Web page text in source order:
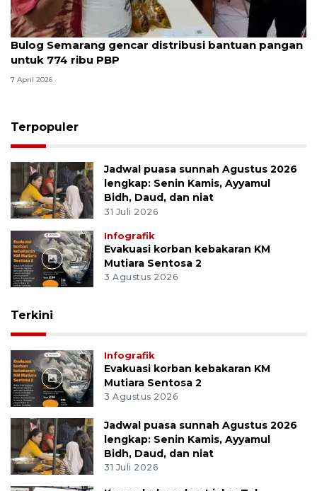
Bulog Semarang gencar distribusi bantuan pangan
untuk 774 ribu PBP
7 April 2026
Terpopuler
Jadwal puasa sunnah Agustus 2026
lengkap: Senin Kamis, Ayyamul
Bidh, Daud, dan niat
31 Juli 2026
Infografik
Evakuasi korban kebakaran KM
Mutiara Sentosa 2
3 Agustus 2026
Terkini
Infografik
Evakuasi korban kebakaran KM
Mutiara Sentosa 2
3 Agustus 2026
Jadwal puasa sunnah Agustus 2026
lengkap: Senin Kamis, Ayyamul
Bidh, Daud, dan niat
31 Juli 2026